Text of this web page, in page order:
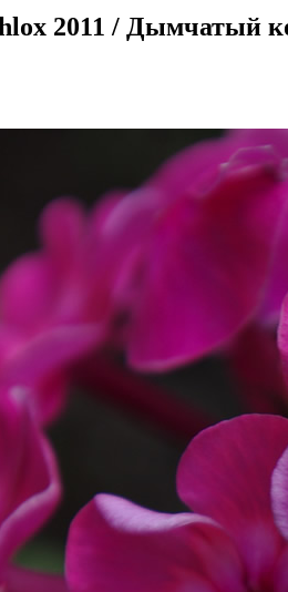
2011 / Дымчатый